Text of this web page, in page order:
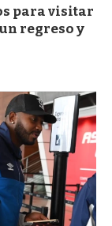
para visitar
regreso y